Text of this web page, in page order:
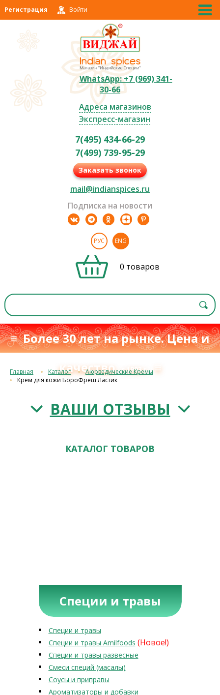
Регистрация Войти
WhatsApp: +7 (969) 341-
30-66
Адреса магазинов
Экспресс-магазин
7(495) 434-66-29
7(499) 739-95-29
Заказать звонок
mail@indianspices.ru
Подписка на новости
РУС ENG
0 товаров
≡ Более 30 лет на рынке. Цена и
качествос 1993 г.≡
Главная Каталог
Аюрведические Кремы
Крем для кожи БороФреш Ластик
ВАШИ ОТЗЫВЫ
КАТАЛОГ ТОВАРОВ
Специи и травы
Специи и травы
Специи и травы Amilfoods (Новое!)
Специи и травы развесные
Смеси специй (масалы)
Соусы и приправы
Ароматизаторы и добавки